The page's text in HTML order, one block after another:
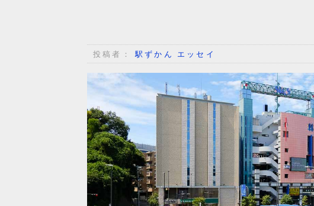
投稿者：駅ずかん エッセイ